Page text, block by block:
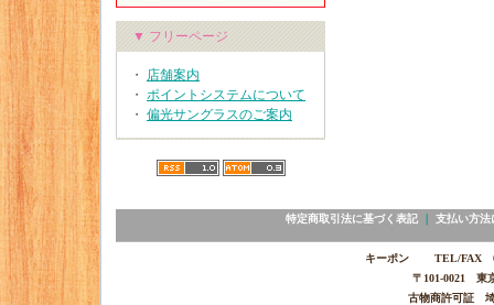
▼ フリーページ
・ 店舗案内
・ ポイントシステムについて
・ 偏光サングラスのご案内
特定商取引法に基づく表記｜ 支払い方法
キーポン TEL/FAX
〒101-0021 東
古物商許可証